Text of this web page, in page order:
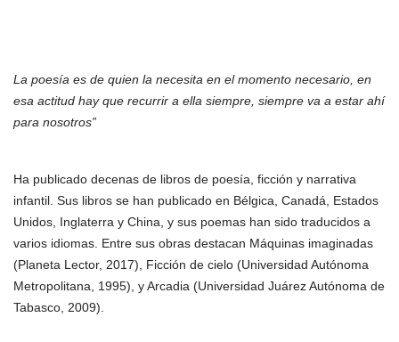
La poesía es de quien la necesita en el momento necesario, en
esa actitud hay que recurrir a ella siempre, siempre va a estar ahí
para nosotros”
Ha publicado decenas de libros de poesía, ficción y narrativa
infantil. Sus libros se han publicado en Bélgica, Canadá, Estados
Unidos, Inglaterra y China, y sus poemas han sido traducidos a
varios idiomas. Entre sus obras destacan Máquinas imaginadas
(Planeta Lector, 2017), Ficción de cielo (Universidad Autónoma
Metropolitana, 1995), y Arcadia (Universidad Juárez Autónoma de
Tabasco, 2009).